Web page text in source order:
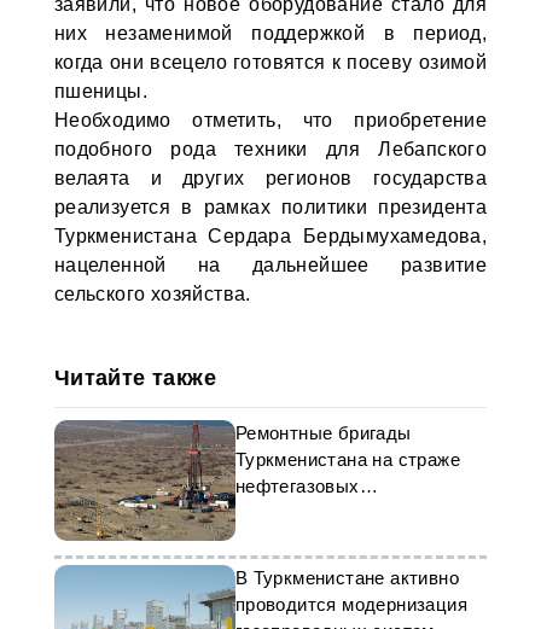
заявили, что новое оборудование стало для
них незаменимой поддержкой в период,
когда они всецело готовятся к посеву озимой
пшеницы.
Необходимо отметить, что приобретение
подобного рода техники для Лебапского
велаята и других регионов государства
реализуется в рамках политики президента
Туркменистана Сердара Бердымухамедова,
нацеленной на дальнейшее развитие
сельского хозяйства.
Читайте также
Ремонтные бригады
Туркменистана на страже
нефтегазовых
месторождений
В Туркменистане активно
проводится модернизация